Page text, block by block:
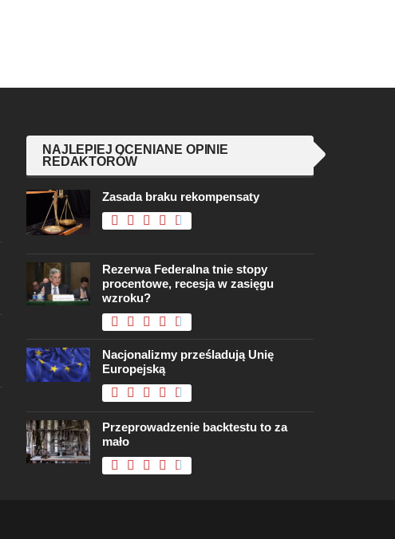
NAJLEPIEJ OCENIANE OPINIE
REDAKTORÓW
Zasada braku rekompensaty
Rezerwa Federalna tnie stopy
procentowe, recesja w zasięgu
wzroku?
Nacjonalizmy prześladują Unię
Europejską
Przeprowadzenie backtestu to za
mało